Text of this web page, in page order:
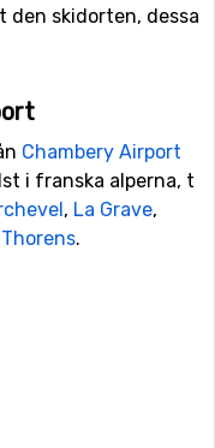
skidorten, dessa
Chambery Airport
i franska alperna, t
, La Grave,
.